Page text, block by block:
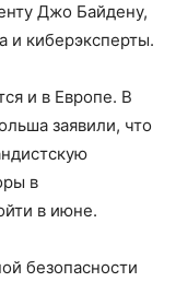
Джо Байдену,
киберэксперты.
и в Европе. В
заявили, что
в
в июне.
безопасности